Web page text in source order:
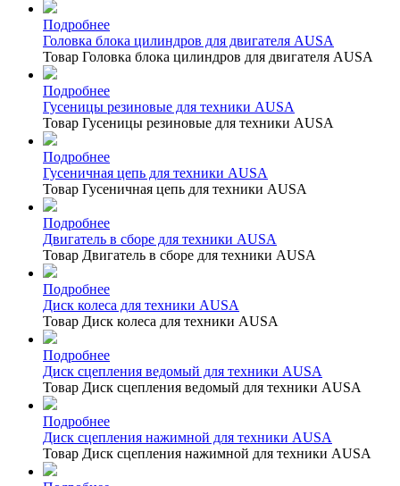
Подробнее
Головка блока цилиндров для двигателя AUSA
Товар Головка блока цилиндров для двигателя AUSA
Подробнее
Гусеницы резиновые для техники AUSA
Товар Гусеницы резиновые для техники AUSA
Подробнее
Гусеничная цепь для техники AUSA
Товар Гусеничная цепь для техники AUSA
Подробнее
Двигатель в сборе для техники AUSA
Товар Двигатель в сборе для техники AUSA
Подробнее
Диск колеса для техники AUSA
Товар Диск колеса для техники AUSA
Подробнее
Диск сцепления ведомый для техники AUSA
Товар Диск сцепления ведомый для техники AUSA
Подробнее
Диск сцепления нажимной для техники AUSA
Товар Диск сцепления нажимной для техники AUSA